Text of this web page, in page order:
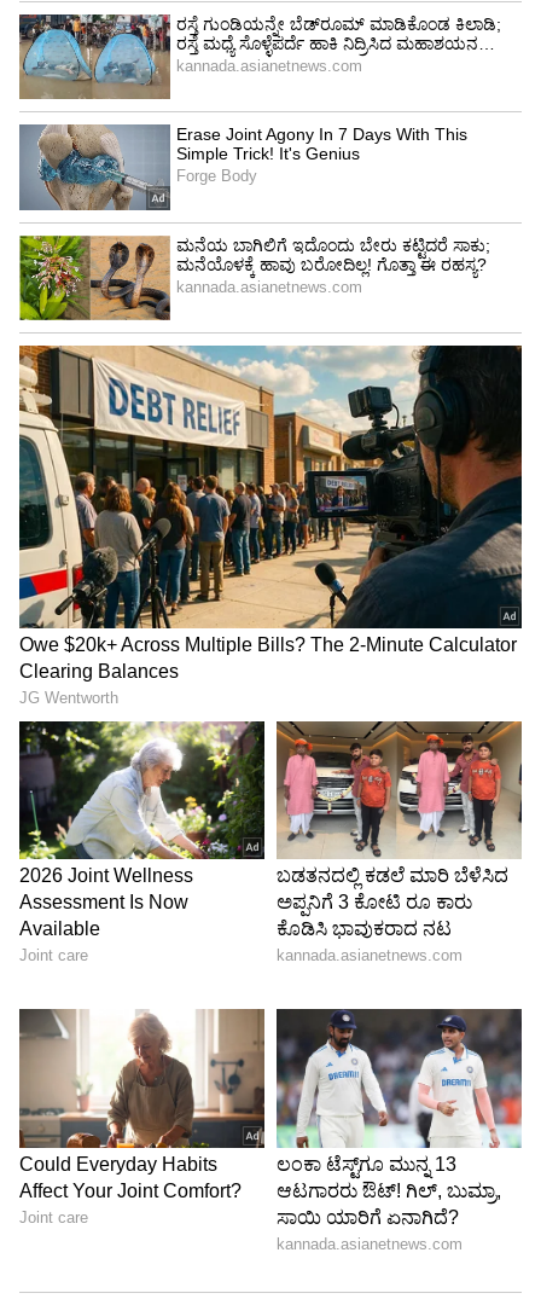
ಕನ್ಯಾ ರಾಶಿಯವರಿಗೆ ಶನಿಯ ಸಂಚಾರವು ವರದಾನವಾಗಲಿದೆ.
ದೀಪಾವಳಿಯ ಮೊದಲು, ನಿಮ್ಮ ಕೆಲಸದ ಸ್ಥಳದಲ್ಲಿ ಕೆಲವು
ವಿಶೇಷ ಒಳ್ಳೆಯ ಸುದ್ದಿಗಳನ್ನು ನೀವು ಪಡೆಯುತ್ತೀರಿ.
ಉದ್ಯೋಗದಲ್ಲಿ ಬಡ್ತಿ ಮತ್ತು ಸಂಬಳ ಹೆಚ್ಚಾಗಬಹುದು. ಕನ್ಯಾ
ರಾಶಿಯ ಜನರು ವ್ಯವಹಾರದಲ್ಲಿ ಲಾಭವನ್ನು ಪಡೆಯುತ್ತಾರೆ.
ಈ ಸಮಯದಲ್ಲಿ ನೀವು ನಿಮ್ಮ ವ್ಯಾಪಾರವನ್ನು
ವಿಸ್ತರಿಸಬಹುದು.
LATEST VIDEOS
ABOUT THE AUTHOR
SH
ಸುವರ್ಣ ನ್ಯೂಸ್ ಸುದ್ದಿ ಮಾಧ್ಯಮದ ಡಿಜಿಟಲ್ ವಿಭಾಗದಲ್ಲಿ ಕಳೆದ
ಮೂರು ವರ್ಷಗಳಿಂದ ಕೆಲಸ ಮಾಡುತ್ತಿದ್ದೇನೆ. ದೃಶ್ಯ ಮಾಧ್ಯಮ,
ಡಿಜಿಟಲ್‌ ಮಾಧ್ಯಮದಲ್ಲಿ 5 ವರ್ಷ ಕೆಲಸ ಮಾಡಿದ ಅನುಭವವಿದೆ.
SDM ಉಜಿರೆಯಲ್ಲಿ ಪತ್ರಿಕೋದ್ಯಮದ ಸ್ನಾತಕೋತ್ತರ ಪದವಿ.
ಸುದ್ದಿಲೋಕದಲ್ಲಿ ರಾಜಕೀಯ, ದೇಶ, ಜ್ಯೋತಿಷ್ಯ, ಜೀವನಶೈಲಿ,
ವಾಣಿಜ್ಯ, ಕ್ರೈಂ ಸುದ್ದಿಗಳಲ್ಲಿ ಆಸಕ್ತಿ.
ಶನಿ